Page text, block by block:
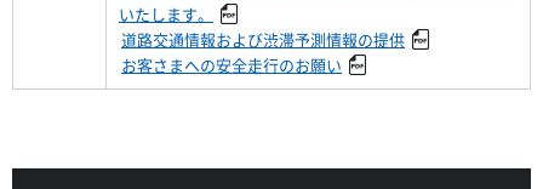
いたします。
道路交通情報および渋滞予測情報の提供
お客さまへの安全走行のお願い